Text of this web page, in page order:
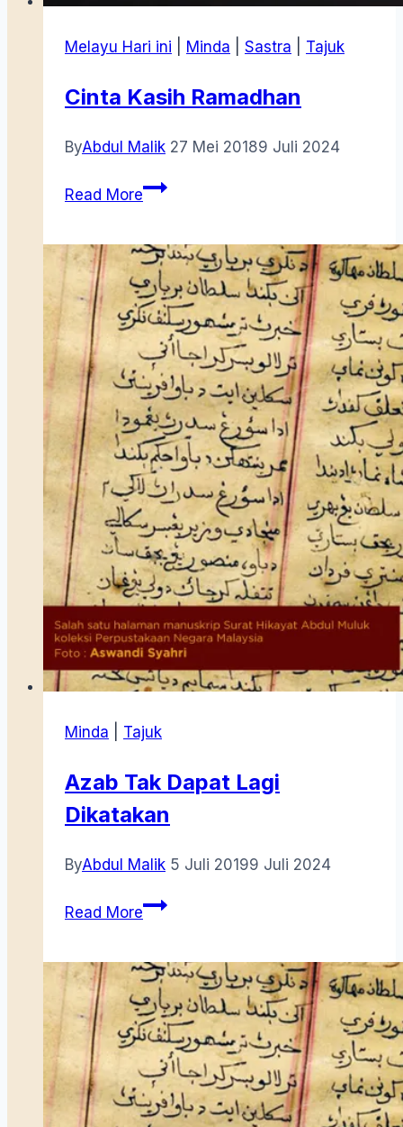
Melayu Hari ini Minda Sastra Tajuk
Cinta Kasih Ramadhan
ByAbdul Malik 27 Mei 20189 Juli 2024
Read MoreCinta
Minda Tajuk
Azab Tak Dapat Lagi
Dikatakan
ByAbdul Malik 5 Juli 20199 Juli 2024
Read MoreAzab
Lagi
Dikatakan